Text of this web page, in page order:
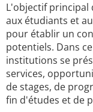
L'objectif
aux étudiants et
pour établir un
potentiels. Dans
institutions se
services,
de stages, de
fin d'études et de